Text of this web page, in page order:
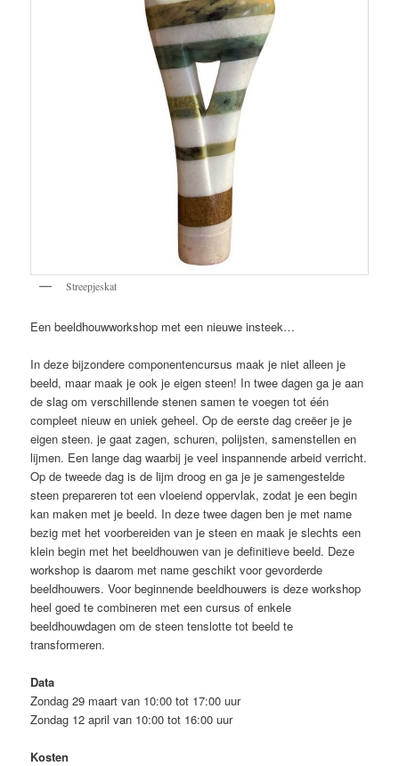
Streepjeskat
Een beeldhouwworkshop met een nieuwe insteek…
In deze bijzondere componentencursus maak je niet alleen je
beeld, maar maak je ook je eigen steen! In twee dagen ga je aan
de slag om verschillende stenen samen te voegen tot één
compleet nieuw en uniek geheel. Op de eerste dag creëer je je
eigen steen. je gaat zagen, schuren, polijsten, samenstellen en
lijmen. Een lange dag waarbij je veel inspannende arbeid verricht.
Op de tweede dag is de lijm droog en ga je je samengestelde
steen prepareren tot een vloeiend oppervlak, zodat je een begin
kan maken met je beeld. In deze twee dagen ben je met name
bezig met het voorbereiden van je steen en maak je slechts een
klein begin met het beeldhouwen van je definitieve beeld. Deze
workshop is daarom met name geschikt voor gevorderde
beeldhouwers. Voor beginnende beeldhouwers is deze workshop
heel goed te combineren met een cursus of enkele
beeldhouwdagen om de steen tenslotte tot beeld te
transformeren.
Data
Zondag 29 maart van 10:00 tot 17:00 uur
Zondag 12 april van 10:00 tot 16:00 uur
Kosten